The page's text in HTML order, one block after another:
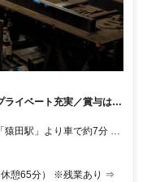
イベート充実／賞与は月
あり
休憩65分） ※残業あり ⇒